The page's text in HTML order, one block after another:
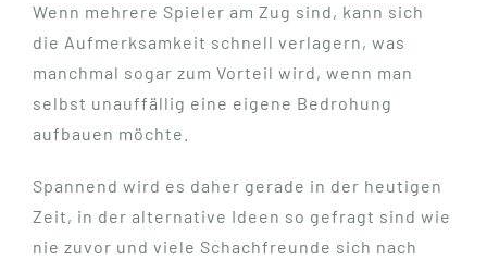
Wenn mehrere Spieler am Zug sind, kann sich
die Aufmerksamkeit schnell verlagern, was
manchmal sogar zum Vorteil wird, wenn man
selbst unauffällig eine eigene Bedrohung
aufbauen möchte.
Spannend wird es daher gerade in der heutigen
Zeit, in der alternative Ideen so gefragt sind wie
nie zuvor und viele Schachfreunde sich nach